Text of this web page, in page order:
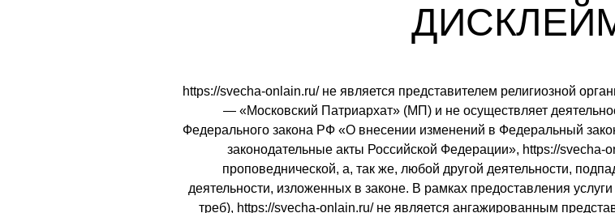
https://svecha-onlain.ru/ не является представителем религиозной
— «Московский Патриархат» (МП) и не осуществляет
Федерального закона РФ «О внесении изменений в Федеральный
законодательные акты Российской Федерации», https://svecha-
проповеднической, а, так же, любой другой деятельности,
деятельности, изложенных в законе. В рамках предоставления
треб), https://svecha-onlain.ru/ не является ангажированным